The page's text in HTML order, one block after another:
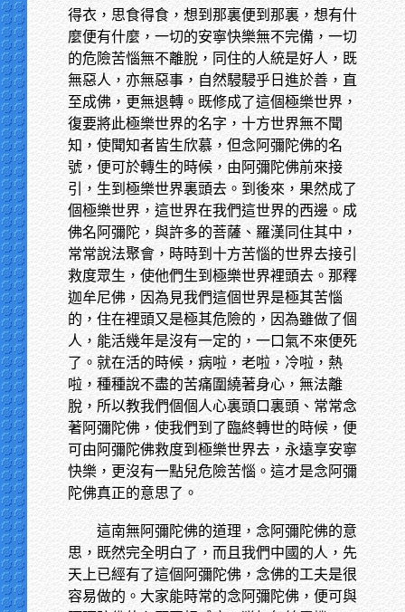
得衣，思食得食，想到那裏便到那裏，想有什
麼便有什麼，一切的安寧快樂無不完備，一切
的危險苦惱無不離脫，同住的人統是好人，既
無惡人，亦無惡事，自然駸駸乎日進於善，直
至成佛，更無退轉。既修成了這個極樂世界，
復要將此極樂世界的名字，十方世界無不聞
知，使聞知者皆生欣慕，但念阿彌陀佛的名
號，便可於轉生的時候，由阿彌陀佛前來接
引，生到極樂世界裏頭去。到後來，果然成了
個極樂世界，這世界在我們這世界的西邊。成
佛名阿彌陀，與許多的菩薩、羅漢同住其中，
常常說法聚會，時時到十方苦惱的世界去接引
救度眾生，使他們生到極樂世界裡頭去。那釋
迦牟尼佛，因為見我們這個世界是極其苦惱
的，住在裡頭又是極其危險的，因為雖做了個
人，能活幾年是沒有一定的，一口氣不來便死
了。就在活的時候，病啦，老啦，冷啦，熱
啦，種種說不盡的苦痛圍繞著身心，無法離
脫，所以教我們個個人心裏頭口裏頭、常常念
著阿彌陀佛，使我們到了臨終轉世的時候，便
可由阿彌陀佛救度到極樂世界去，永遠享安寧
快樂，更沒有一點兒危險苦惱。這才是念阿彌
陀佛真正的意思了。
這南無阿彌陀佛的道理，念阿彌陀佛的意
思，既然完全明白了，而且我們中國的人，先
天上已經有了這個阿彌陀佛，念佛的工夫是很
容易做的。大家能時常的念阿彌陀佛，便可與